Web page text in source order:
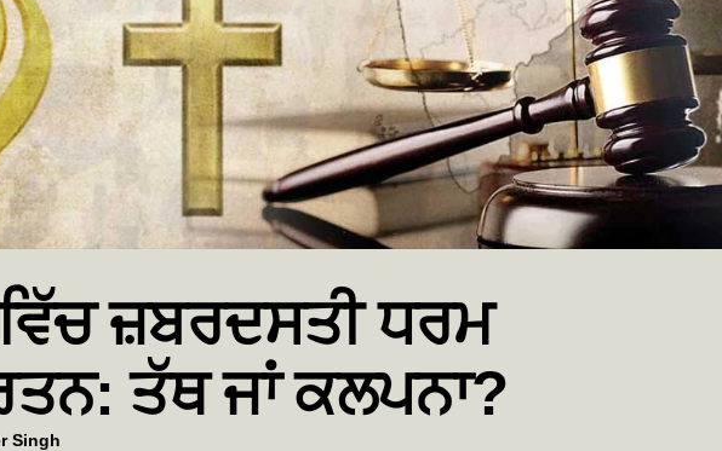
ਜ਼ਬਰਦਸਤੀ ਧਰਮ
ਤੱਥ ਜਾਂ ਕਲਪਨਾ?
Singh